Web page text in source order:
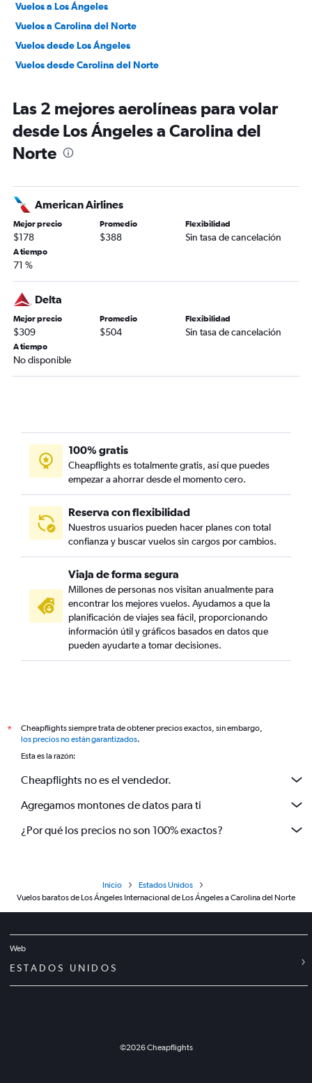
Vuelos a Los Ángeles
Vuelos a Carolina del Norte
Vuelos desde Los Ángeles
Vuelos desde Carolina del Norte
Las 2 mejores aerolíneas para volar
desde Los Ángeles a Carolina del
Norte
American Airlines
Mejor precio
$178
Promedio
$388
Flexibilidad
Sin tasa de cancelación
A tiempo
71 %
Delta
Mejor precio
$309
Promedio
$504
Flexibilidad
Sin tasa de cancelación
A tiempo
No disponible
100% gratis
Cheapflights es totalmente gratis, así que puedes
empezar a ahorrar desde el momento cero.
Reserva con flexibilidad
Nuestros usuarios pueden hacer planes con total
confianza y buscar vuelos sin cargos por cambios.
Viaja de forma segura
Millones de personas nos visitan anualmente para
encontrar los mejores vuelos. Ayudamos a que la
planificación de viajes sea fácil, proporcionando
información útil y gráficos basados en datos que
pueden ayudarte a tomar decisiones.
*
Cheapflights siempre trata de obtener precios exactos, sin embargo,
los precios no están garantizados.
Esta es la razón:
Cheapflights no es el vendedor.
Agregamos montones de datos para ti
¿Por qué los precios no son 100% exactos?
Inicio
Estados Unidos
Vuelos baratos de Los Ángeles Internacional de Los Ángeles a Carolina del Norte
Web
ESTADOS UNIDOS
©2026Cheapflights